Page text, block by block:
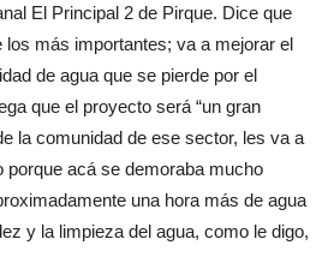
El Principal 2 de Pirque. Dice que
los más importantes; va a mejorar el
de agua que se pierde por el
que el proyecto será “un gran
la comunidad de ese sector, les va a
porque acá se demoraba mucho
una hora más de agua
y la limpieza del agua, como le digo,